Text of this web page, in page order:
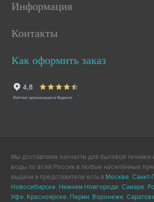
Информация
Контакты
Как оформить заказ
Мы доставляем запчасти для бытовой техники
воды по всей России в любые населённые
выдачи и представители есть в Москве, Санкт-
Новосибирске, Нижнем Новгороде, Самаре,
Уфе, Красноярске, Перми, Воронеже,